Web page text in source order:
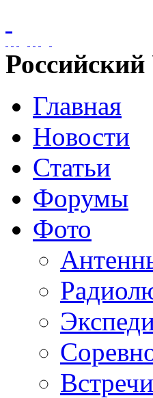
Главная
Новости
Статьи
Форумы
Фото
Встречи